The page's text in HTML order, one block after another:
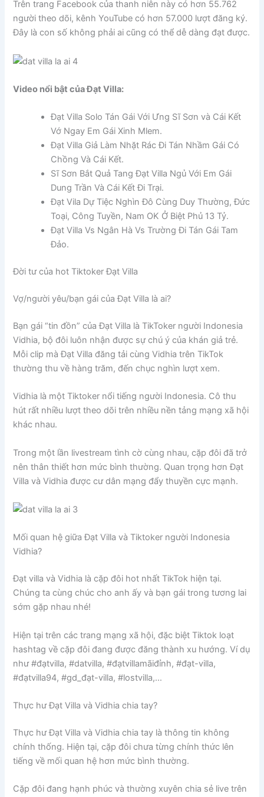
Trên trang Facebook của thanh niên này có hơn 55.762
người theo dõi, kênh YouTube có hơn 57.000 lượt đăng ký.
Đây là con số không phải ai cũng có thể dễ dàng đạt được.
Video nổi bật của Đạt Villa:
Đạt Villa Solo Tán Gái Với Ưng Sĩ Sơn và Cái Kết
Vớ Ngay Em Gái Xinh Mlem.
Đạt Villa Giả Làm Nhặt Rác Đi Tán Nhầm Gái Có
Chồng Và Cái Kết.
Sĩ Sơn Bắt Quả Tang Đạt Villa Ngủ Với Em Gái
Dung Trần Và Cái Kết Đi Trại.
Đạt Vila Dự Tiệc Nghìn Đô Cùng Duy Thường, Đức
Toại, Công Tuyền, Nam OK Ở Biệt Phủ 13 Tỷ.
Đạt Villa Vs Ngân Hà Vs Trường Đi Tán Gái Tam
Đảo.
Đời tư của hot Tiktoker Đạt Villa
Vợ/người yêu/bạn gái của Đạt Villa là ai?
Bạn gái “tin đồn” của Đạt Villa là TikToker người Indonesia
Vidhia, bộ đôi luôn nhận được sự chú ý của khán giả trẻ.
Mỗi clip mà Đạt Villa đăng tải cùng Vidhia trên TikTok
thường thu về hàng trăm, đến chục nghìn lượt xem.
Vidhia là một Tiktoker nổi tiếng người Indonesia. Cô thu
hút rất nhiều lượt theo dõi trên nhiều nền tảng mạng xã hội
khác nhau.
Trong một lần livestream tình cờ cùng nhau, cặp đôi đã trở
nên thân thiết hơn mức bình thường. Quan trọng hơn Đạt
Villa và Vidhia được cư dân mạng đẩy thuyền cực mạnh.
Mối quan hệ giữa Đạt Villa và Tiktoker người Indonesia
Vidhia?
Đạt villa và Vidhia là cặp đôi hot nhất TikTok hiện tại.
Chúng ta cùng chúc cho anh ấy và bạn gái trong tương lai
sớm gặp nhau nhé!
Hiện tại trên các trang mạng xã hội, đặc biệt Tiktok loạt
hashtag về cặp đôi đang được đăng thành xu hướng. Ví dụ
như #đạtvilla, #datvilla, #đạtvillamãiđỉnh, #đạt-villa,
#đạtvilla94, #gd_đạt-villa, #lostvilla,…
Thực hư Đạt Villa và Vidhia chia tay?
Thực hư Đạt Villa và Vidhia chia tay là thông tin không
chính thống. Hiện tại, cặp đôi chưa từng chính thức lên
tiếng về mối quan hệ hơn mức bình thường.
Cặp đôi đang hạnh phúc và thường xuyên chia sẻ live trên